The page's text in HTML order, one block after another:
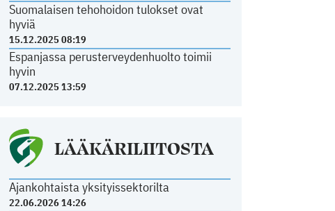
Suomalaisen tehohoidon tulokset ovat
hyviä
15.12.2025 08:19
Espanjassa perusterveydenhuolto toimii
hyvin
07.12.2025 13:59
LÄÄKÄRILIITOSTA
Ajankohtaista yksityissektorilta
22.06.2026 14:26